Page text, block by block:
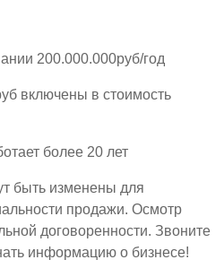
200.000.000руб/год
включены в стоимость
более 20 лет
быть изменены для
продажи. Осмотр
договоренности. Звоните
информацию о бизнесе!